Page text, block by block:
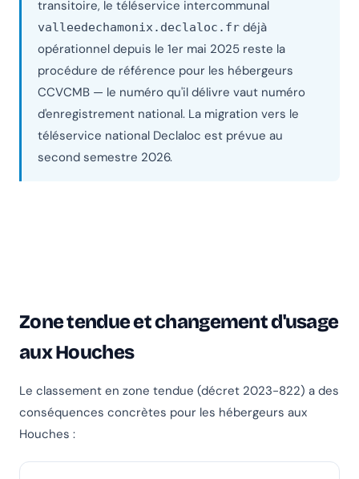
transitoire, le téléservice intercommunal
valleedechamonix.declaloc.fr déjà
opérationnel depuis le 1er mai 2025 reste la
procédure de référence pour les hébergeurs
CCVCMB — le numéro qu'il délivre vaut numéro
d'enregistrement national. La migration vers le
téléservice national Declaloc est prévue au
second semestre 2026.
Zone tendue et changement d'usage
aux Houches
Le classement en zone tendue (décret 2023-822) a des
conséquences concrètes pour les hébergeurs aux
Houches :